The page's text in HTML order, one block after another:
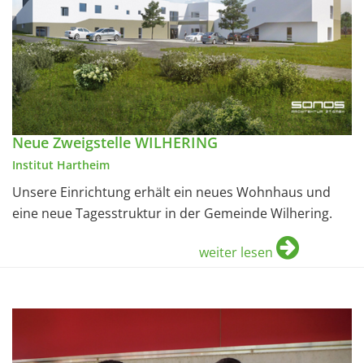
Neue Zweigstelle WILHERING
Institut Hartheim
Unsere Einrichtung erhält ein neues Wohnhaus und
eine neue Tagesstruktur in der Gemeinde Wilhering.
weiter lesen